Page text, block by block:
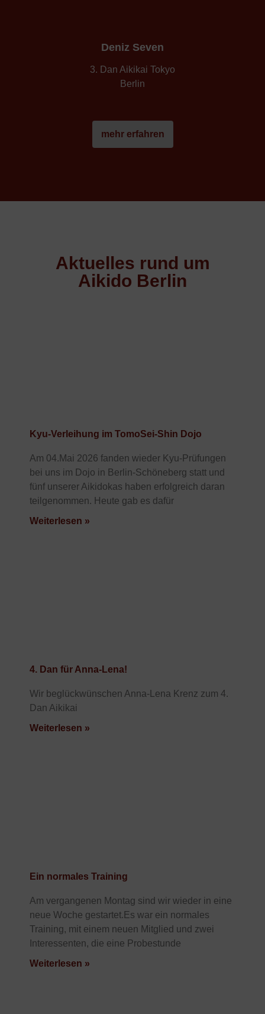
Deniz Seven
3. Dan Aikikai Tokyo
Berlin
mehr erfahren
Aktuelles rund um
Aikido Berlin
Kyu-Verleihung im TomoSei-Shin Dojo
Am 04.Mai 2026 fanden wieder Kyu-Prüfungen
bei uns im Dojo in Berlin-Schöneberg statt und
fünf unserer Aikidokas haben erfolgreich daran
teilgenommen. Heute gab es dafür
Weiterlesen »
4. Dan für Anna-Lena!
Wir beglückwünschen Anna-Lena Krenz zum 4.
Dan Aikikai
Weiterlesen »
Ein normales Training
Am vergangenen Montag sind wir wieder in eine
neue Woche gestartet.Es war ein normales
Training, mit einem neuen Mitglied und zwei
Interessenten, die eine Probestunde
Weiterlesen »